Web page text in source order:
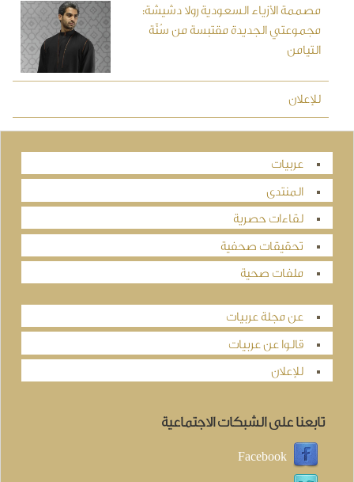
مصممة الأزياء السعودية رولا دشيشة:
مجموعتي الجديدة مقتبسة من سُنَّة
التيامن
للإعلان
عربيات
المنتدى
لقاءات حصرية
تحقيقات صحفية
ملفات صحية
عن مجلة عربيات
قالوا عن عربيات
للإعلان
تابعنا على الشبكات الاجتماعية
Facebook